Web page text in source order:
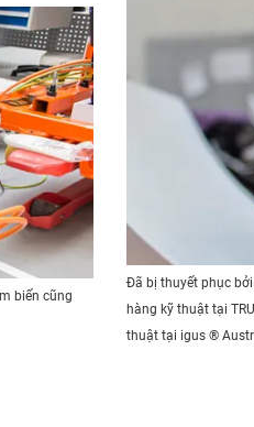
biến cũng
Đã bị thuyết phục
hàng kỹ thuật tại
thuật tại igus ®